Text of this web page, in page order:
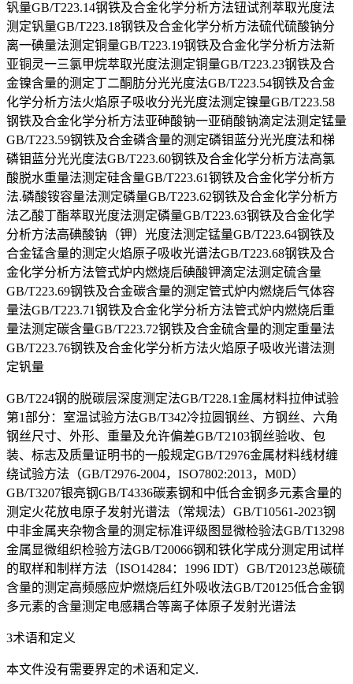
钒量GB/T223.14钢铁及合金化学分析方法钮试剂萃取光度法
测定钒量GB/T223.18钢铁及合金化学分析方法硫代硫酸钠分
离一碘量法测定铜量GB/T223.19钢铁及合金化学分析方法新
亚铜灵一三氯甲烷萃取光度法测定铜量GB/T223.23钢铁及合
金镍含量的测定丁二酮肪分光光度法GB/T223.54钢铁及合金
化学分析方法火焰原子吸收分光光度法测定镍量GB/T223.58
钢铁及合金化学分析方法亚砷酸钠一亚硝酸钠滴定法测定锰量
GB/T223.59钢铁及合金磷含量的测定磷钼蓝分光光度法和梯
磷钼蓝分光光度法GB/T223.60钢铁及合金化学分析方法高氯
酸脱水重量法测定硅含量GB/T223.61钢铁及合金化学分析方
法.磷酸铵容量法测定磷量GB/T223.62钢铁及合金化学分析方
法乙酸丁酯萃取光度法测定磷量GB/T223.63钢铁及合金化学
分析方法高碘酸钠（钾）光度法测定锰量GB/T223.64钢铁及
合金锰含量的测定火焰原子吸收光谱法GB/T223.68钢铁及合
金化学分析方法管式炉内燃烧后碘酸钾滴定法测定硫含量
GB/T223.69钢铁及合金碳含量的测定管式炉内燃烧后气体容
量法GB/T223.71钢铁及合金化学分析方法管式炉内燃烧后重
量法测定碳含量GB/T223.72钢铁及合金硫含量的测定重量法
GB/T223.76钢铁及合金化学分析方法火焰原子吸收光谱法测
定钒量
GB/T224钢的脱碳层深度测定法GB/T228.1金属材料拉伸试验
第1部分：室温试验方法GB/T342冷拉圆钢丝、方钢丝、六角
钢丝尺寸、外形、重量及允许偏差GB/T2103钢丝验收、包
装、标志及质量证明书的一般规定GB/T2976金属材料线材缠
绕试验方法（GB/T2976-2004，ISO7802:2013，M0D）
GB/T3207银亮钢GB/T4336碳素钢和中低合金钢多元素含量的
测定火花放电原子发射光谱法（常规法）GB/T10561-2023钢
中非金属夹杂物含量的测定标准评级图显微检验法GB/T13298
金属显微组织检验方法GB/T20066钢和铁化学成分测定用试样
的取样和制样方法（ISO14284：1996 IDT）GB/T20123总碳硫
含量的测定高频感应炉燃烧后红外吸收法GB/T20125低合金钢
多元素的含量测定电感耦合等离子体原子发射光谱法
3术语和定义
本文件没有需要界定的术语和定义.